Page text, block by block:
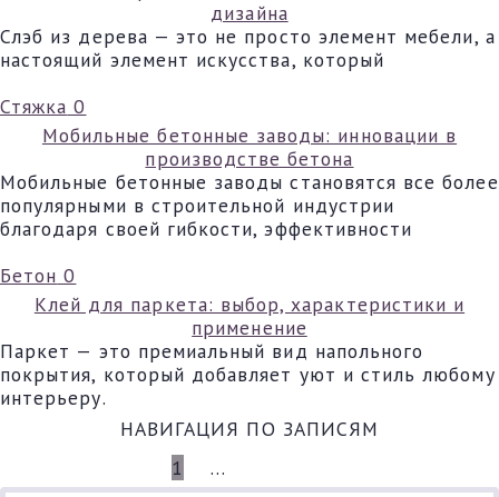
дизайна
Слэб из дерева — это не просто элемент мебели, а
настоящий элемент искусства, который
Стяжка 0
Мобильные бетонные заводы: инновации в
производстве бетона
Мобильные бетонные заводы становятся все более
популярными в строительной индустрии
благодаря своей гибкости, эффективности
Бетон 0
Клей для паркета: выбор, характеристики и
применение
Паркет — это премиальный вид напольного
покрытия, который добавляет уют и стиль любому
интерьеру.
НАВИГАЦИЯ ПО ЗАПИСЯМ
1
…